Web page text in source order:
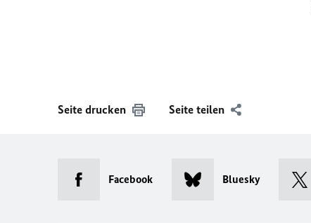
Seite drucken Seite teilen
Facebook Bluesky